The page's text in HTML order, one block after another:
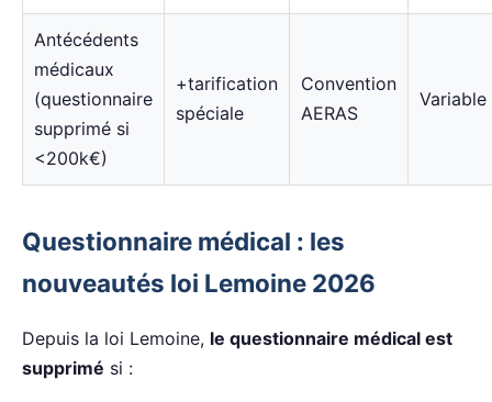
Antécédents
médicaux
(questionnaire
supprimé si
<200k€)
+tarification
spéciale
Convention
AERAS
Variable
Questionnaire médical : les
nouveautés loi Lemoine 2026
Depuis la loi Lemoine, le questionnaire médical est
supprimé si :